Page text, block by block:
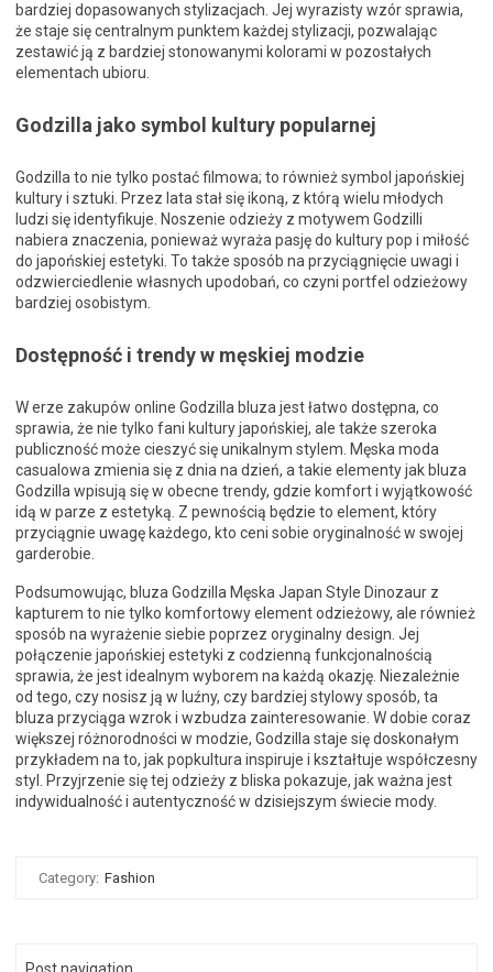
bardziej dopasowanych stylizacjach. Jej wyrazisty wzór sprawia,
że staje się centralnym punktem każdej stylizacji, pozwalając
zestawić ją z bardziej stonowanymi kolorami w pozostałych
elementach ubioru.
Godzilla jako symbol kultury popularnej
Godzilla to nie tylko postać filmowa; to również symbol japońskiej
kultury i sztuki. Przez lata stał się ikoną, z którą wielu młodych
ludzi się identyfikuje. Noszenie odzieży z motywem Godzilli
nabiera znaczenia, ponieważ wyraża pasję do kultury pop i miłość
do japońskiej estetyki. To także sposób na przyciągnięcie uwagi i
odzwierciedlenie własnych upodobań, co czyni portfel odzieżowy
bardziej osobistym.
Dostępność i trendy w męskiej modzie
W erze zakupów online Godzilla bluza jest łatwo dostępna, co
sprawia, że nie tylko fani kultury japońskiej, ale także szeroka
publiczność może cieszyć się unikalnym stylem. Męska moda
casualowa zmienia się z dnia na dzień, a takie elementy jak bluza
Godzilla wpisują się w obecne trendy, gdzie komfort i wyjątkowość
idą w parze z estetyką. Z pewnością będzie to element, który
przyciągnie uwagę każdego, kto ceni sobie oryginalność w swojej
garderobie.
Podsumowując, bluza Godzilla Męska Japan Style Dinozaur z
kapturem to nie tylko komfortowy element odzieżowy, ale również
sposób na wyrażenie siebie poprzez oryginalny design. Jej
połączenie japońskiej estetyki z codzienną funkcjonalnością
sprawia, że jest idealnym wyborem na każdą okazję. Niezależnie
od tego, czy nosisz ją w luźny, czy bardziej stylowy sposób, ta
bluza przyciąga wzrok i wzbudza zainteresowanie. W dobie coraz
większej różnorodności w modzie, Godzilla staje się doskonałym
przykładem na to, jak popkultura inspiruje i kształtuje współczesny
styl. Przyjrzenie się tej odzieży z bliska pokazuje, jak ważna jest
indywidualność i autentyczność w dzisiejszym świecie mody.
Category: Fashion